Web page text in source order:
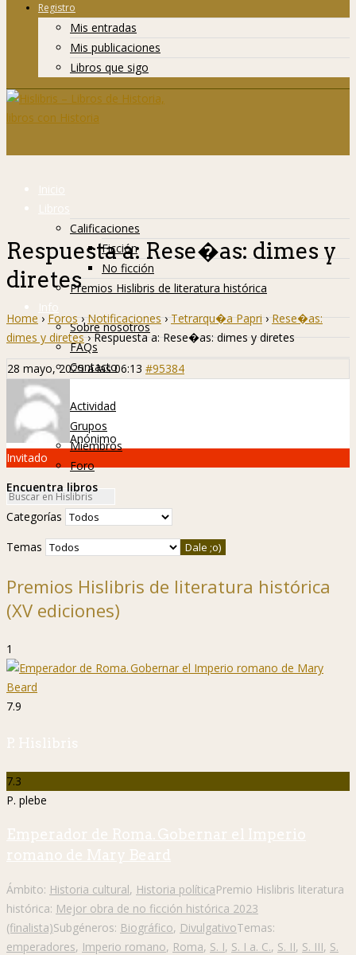
Registro
Mis entradas
Mis publicaciones
Libros que sigo
Inicio
Libros
Calificaciones
Ficción
No ficción
Premios Hislibris de literatura histórica
Info
Sobre nosotros
FAQs
Contacto
Hislibreños
Actividad
Grupos
Miembros
Foro
Respuesta a: Rese�as: dimes y
diretes
Home › Foros › Notificaciones › Tetrarqu�a Papri › Rese�as:
dimes y diretes › Respuesta a: Rese�as: dimes y diretes
28 mayo, 2025 a las 06:13 #95384
Anónimo
Invitado
Encuentra libros
Categorías
Temas
Premios Hislibris de literatura histórica
(XV ediciones)
1
7.9
P. Hislibris
7.3
P. plebe
Emperador de Roma. Gobernar el Imperio
romano de Mary Beard
Ámbito: Historia cultural, Historia políticaPremio Hislibris literatura
histórica: Mejor obra de no ficción histórica 2023
(finalista)Subgéneros: Biográfico, DivulgativoTemas:
emperadores, Imperio romano, Roma, S. I, S. I a. C., S. II, S. III, S.